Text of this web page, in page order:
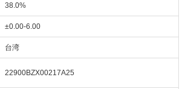
38.0%
±0.00-6.00
台湾
22900BZX00217A25